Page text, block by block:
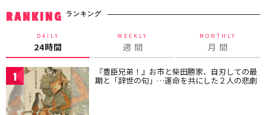
RANKING ランキング
DAILY
24時間
WEEKLY
週 間
MONTHLY
月 間
1 『豊臣兄弟！』お市と柴田勝家、自刃しての最
期と「辞世の句」…運命を共にした２人の悲劇